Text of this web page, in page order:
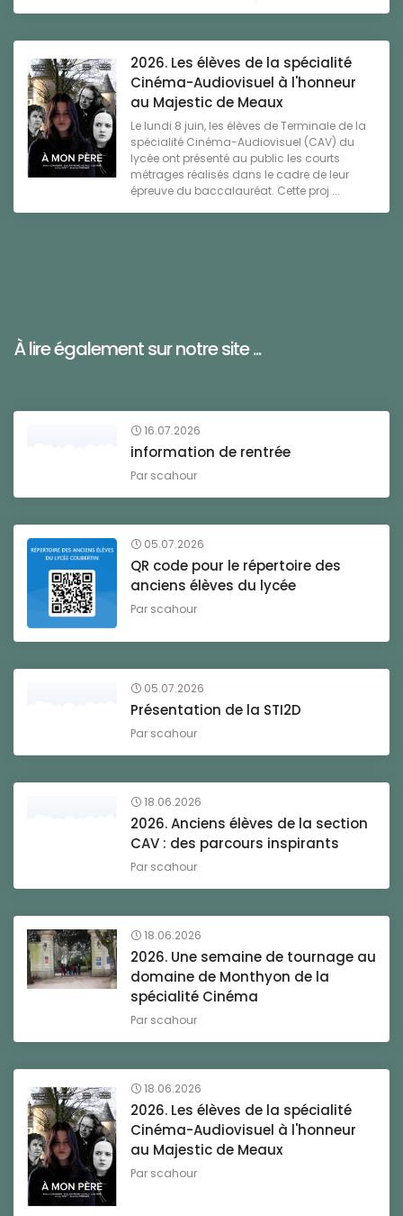
2026. Les élèves de la spécialité
Cinéma-Audiovisuel à l'honneur
au Majestic de Meaux
Le lundi 8 juin, les élèves de Terminale de la
spécialité Cinéma-Audiovisuel (CAV) du
lycée ont présenté au public les courts
métrages réalisés dans le cadre de leur
épreuve du baccalauréat. Cette proj ...
À lire également sur notre site ...
16.07.2026
information de rentrée
Par scahour
05.07.2026
QR code pour le répertoire des
anciens élèves du lycée
Par scahour
05.07.2026
Présentation de la STI2D
Par scahour
18.06.2026
2026. Anciens élèves de la section
CAV : des parcours inspirants
Par scahour
18.06.2026
2026. Une semaine de tournage au
domaine de Monthyon de la
spécialité Cinéma
Par scahour
18.06.2026
2026. Les élèves de la spécialité
Cinéma-Audiovisuel à l'honneur
au Majestic de Meaux
Par scahour